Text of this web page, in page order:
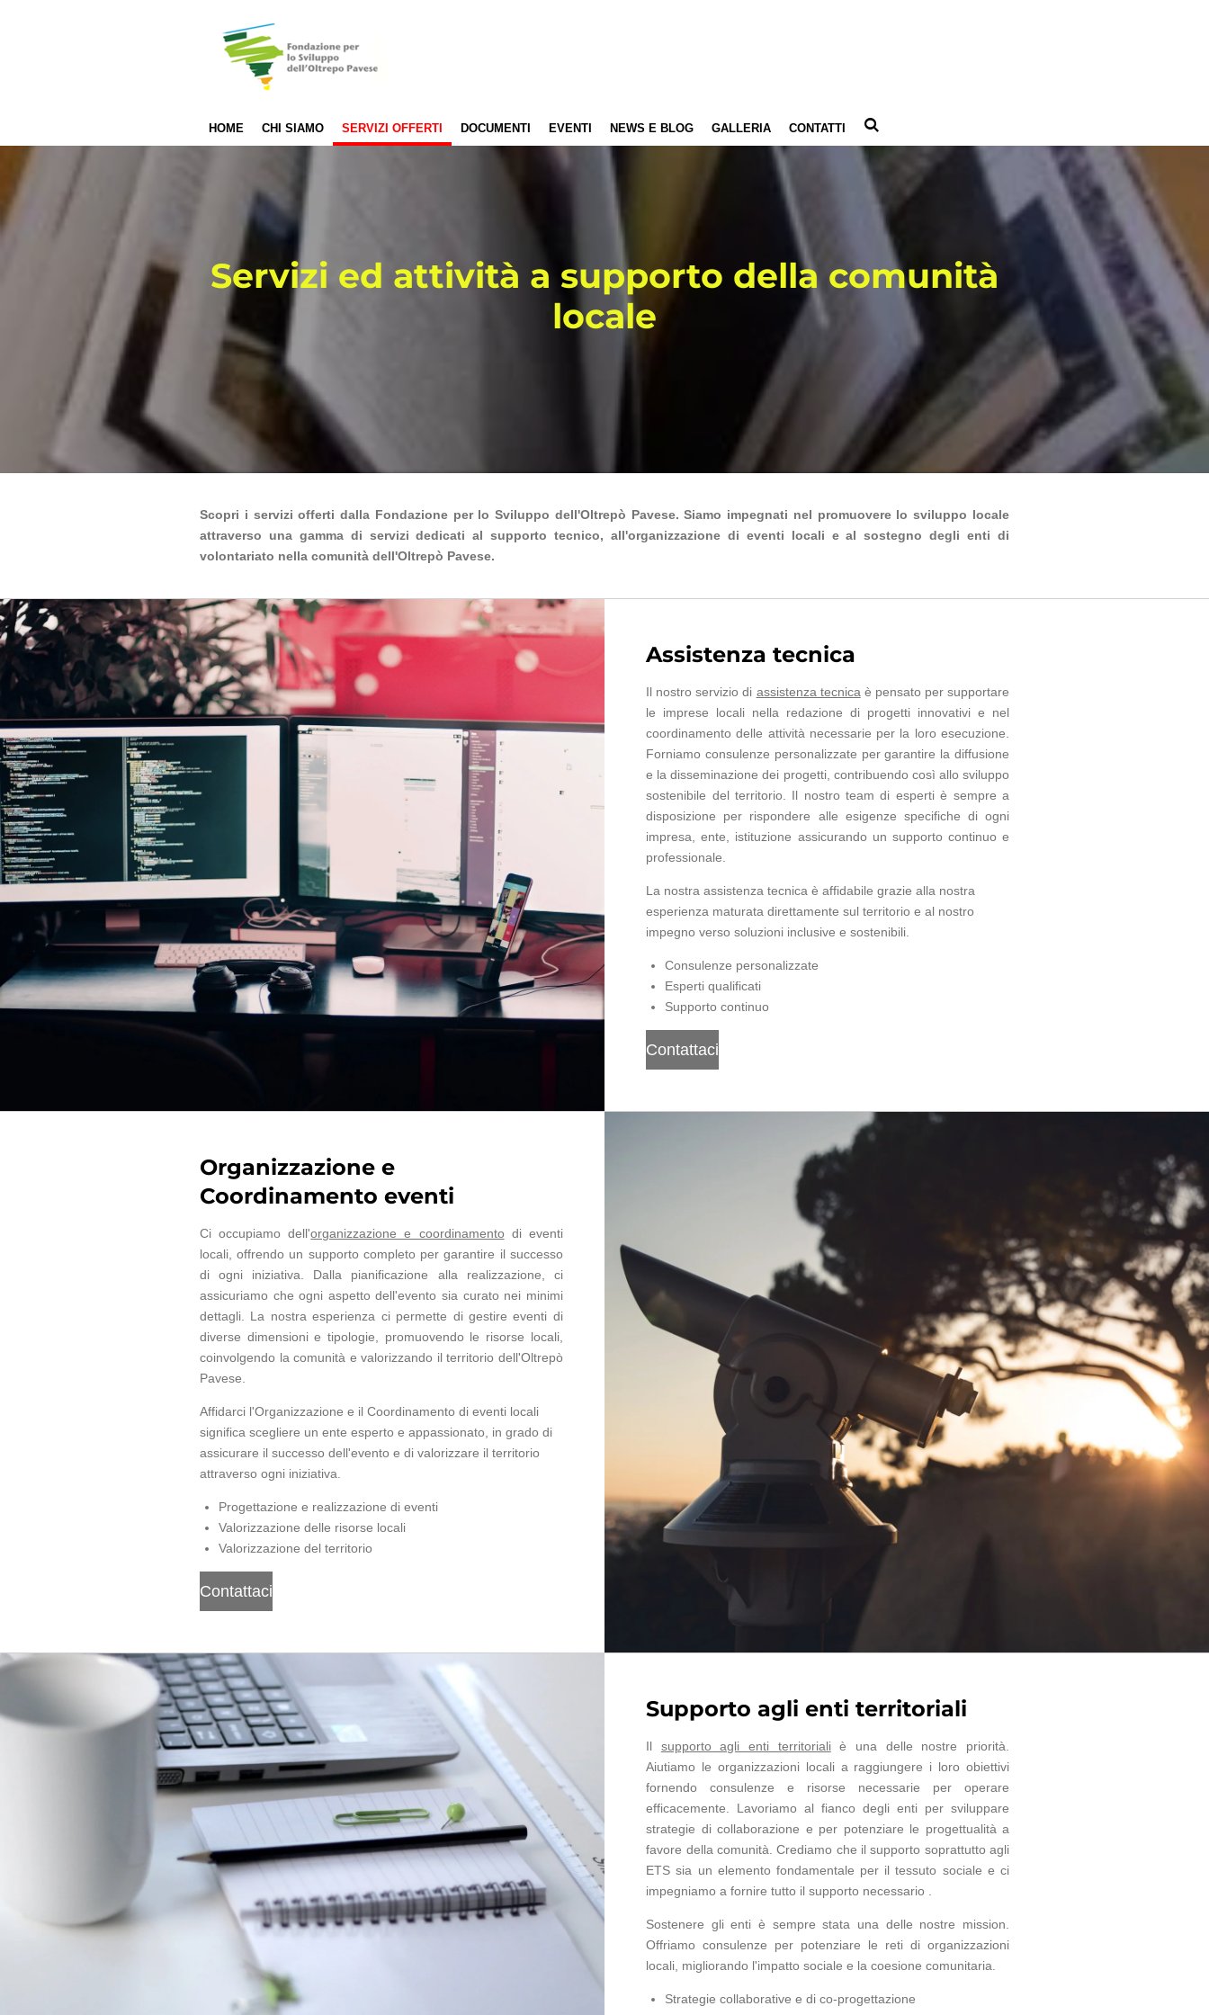
HOME CHI SIAMO SERVIZI OFFERTI DOCUMENTI EVENTI NEWS E BLOG GALLERIA CONTATTI
Servizi ed attività a supporto della comunità
locale
Scopri i servizi offerti dalla Fondazione per lo Sviluppo dell'Oltrepò Pavese. Siamo impegnati nel promuovere lo sviluppo locale
attraverso una gamma di servizi dedicati al supporto tecnico, all'organizzazione di eventi locali e al sostegno degli enti di
volontariato nella comunità dell'Oltrepò Pavese.
Assistenza tecnica
Il nostro servizio di assistenza tecnica è pensato per supportare
le imprese locali nella redazione di progetti innovativi e nel
coordinamento delle attività necessarie per la loro esecuzione.
Forniamo consulenze personalizzate per garantire la diffusione
e la disseminazione dei progetti, contribuendo così allo sviluppo
sostenibile del territorio. Il nostro team di esperti è sempre a
disposizione per rispondere alle esigenze specifiche di ogni
impresa, ente, istituzione assicurando un supporto continuo e
professionale.
La nostra assistenza tecnica è affidabile grazie alla nostra
esperienza maturata direttamente sul territorio e al nostro
impegno verso soluzioni inclusive e sostenibili.
Consulenze personalizzate
Esperti qualificati
Supporto continuo
Contattaci
Organizzazione e
Coordinamento eventi
Ci occupiamo dell'organizzazione e coordinamentodi eventi
locali, offrendo un supporto completo per garantire il successo
di ogni iniziativa. Dalla pianificazione alla realizzazione, ci
assicuriamo che ogni aspetto dell'evento sia curato nei minimi
dettagli. La nostra esperienza ci permette di gestire eventi di
diverse dimensioni e tipologie, promuovendo le risorse locali,
coinvolgendo la comunità e valorizzando il territorio dell'Oltrepò
Pavese.
Affidarci l'Organizzazione e il Coordinamento di eventi locali
significa scegliere un ente esperto e appassionato, in grado di
assicurare il successo dell'evento e di valorizzare il territorio
attraverso ogni iniziativa.
Progettazione e realizzazione di eventi
Valorizzazione delle risorse locali
Valorizzazione del territorio
Contattaci
Supporto agli enti territoriali
Il supporto agli enti territorialiè una delle nostre priorità.
Aiutiamo le organizzazioni locali a raggiungere i loro obiettivi
fornendo consulenze e risorse necessarie per operare
efficacemente. Lavoriamo al fianco degli enti per sviluppare
strategie di collaborazione e per potenziare le progettualità a
favore della comunità. Crediamo che il supporto soprattutto agli
ETS sia un elemento fondamentale per il tessuto sociale e ci
impegniamo a fornire tutto il supporto necessario .
Sostenere gli enti è sempre stata una delle nostre mission.
Offriamo consulenze per potenziare le reti di organizzazioni
locali, migliorando l'impatto sociale e la coesione comunitaria.
Strategie collaborative e di co-progettazione